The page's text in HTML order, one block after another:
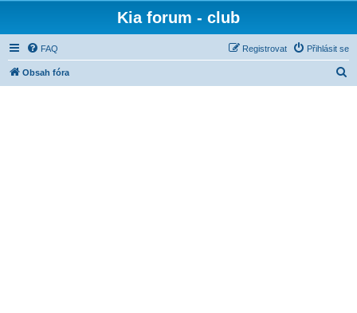
Kia forum - club
FAQ Přihlásit se
Registrovat
Obsah fóra